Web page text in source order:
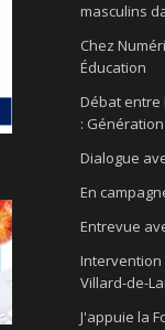
masculins
Chez
Éducation
Débat entre
:
Dialogue
En
Entrevue
Intervention
Villard-de-
J'appuie la